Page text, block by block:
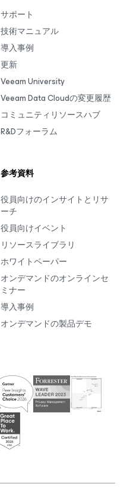
サポート
技術マニュアル
導入事例
更新
Veeam University
Veeam Data Cloudの変更履歴
コミュニティリソースハブ
R&Dフォーラム
参考資料
役員向けのインサイトとリサ
ーチ
役員向けイベント
リソースライブラリ
ホワイトペーパー
オンデマンドのオンラインセ
ミナー
導入事例
オンデマンドの製品デモ